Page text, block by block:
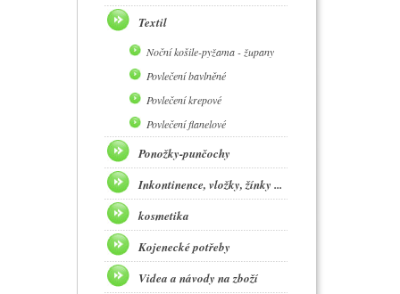
Textil
Noční košile-pyžama - župany
Povlečení bavlněné
Povlečení krepové
Povlečení flanelové
Ponožky-punčochy
Inkontinence, vložky, žínky ...
kosmetika
Kojenecké potřeby
Videa a návody na zboží